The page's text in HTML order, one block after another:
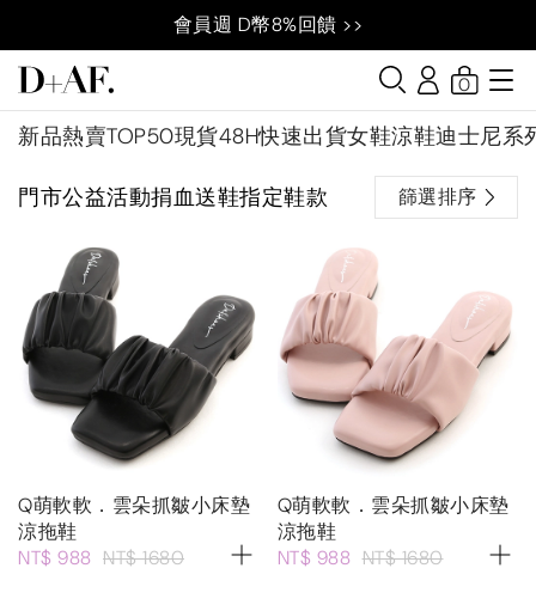
會員週 D幣8%回饋 >>
新品熱賣TOP50現貨48H快速出貨女鞋涼鞋迪士尼系
0
門市公益活動捐血送鞋指定鞋款 篩選排序
Q萌軟軟．雲朵抓皺小床墊
涼拖鞋
NT$ 988 NT$ 1680
Q萌軟軟．雲朵抓皺小床墊
涼拖鞋
NT$ 988 NT$ 1680